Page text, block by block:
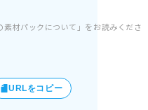
材パックについて」をお読みくださ
URLをコピー